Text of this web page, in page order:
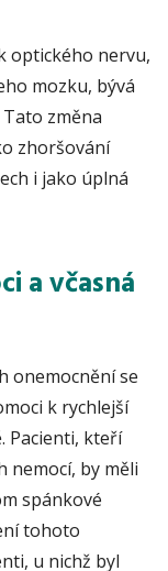
optického nervu,
mozku, bývá
změna
zhoršování
i jako úplná
a včasná
onemocnění se
k rychlejší
Pacienti, kteří
nemocí, by měli
spánkové
tohoto
u nichž byl